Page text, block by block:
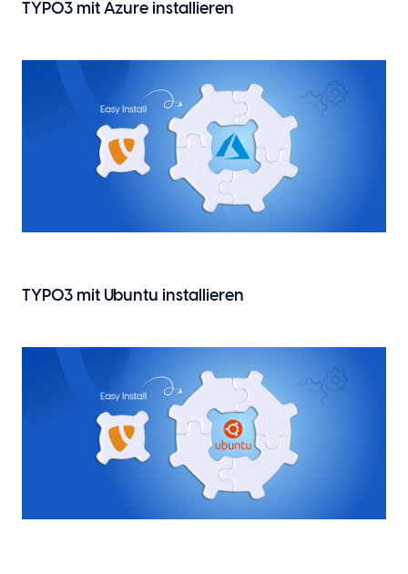
TYPO3 mit Azure installieren
TYPO3 mit Ubuntu installieren